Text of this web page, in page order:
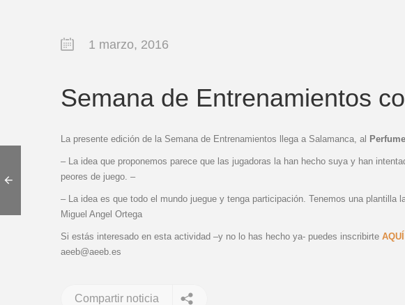
1 marzo, 2016
Semana de Entrenamientos
La presente edición de la Semana de Entrenamientos llega a Salamanca, al
– La idea que proponemos parece que las jugadoras la han hecho suya y han
peores de juego. –
– La idea es que todo el mundo juegue y tenga participación. Tenemos una
Miguel Angel Ortega
Si estás interesado en esta actividad –y no lo has hecho ya- puedes inscribirte AQUÍ
aeeb@aeeb.es
Compartir noticia